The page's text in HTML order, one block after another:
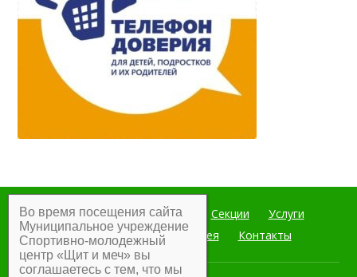
Главная Мероприятия Секции
Услуги
Документы
Фотогалерея Контакты
Во время посещения сайта
Муниципальное учреждение
Спортивно-молодежный
центр «Щит и меч» вы
соглашаетесь с тем, что мы